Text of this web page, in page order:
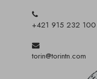
+421 915 232 100
torin@torintn.com